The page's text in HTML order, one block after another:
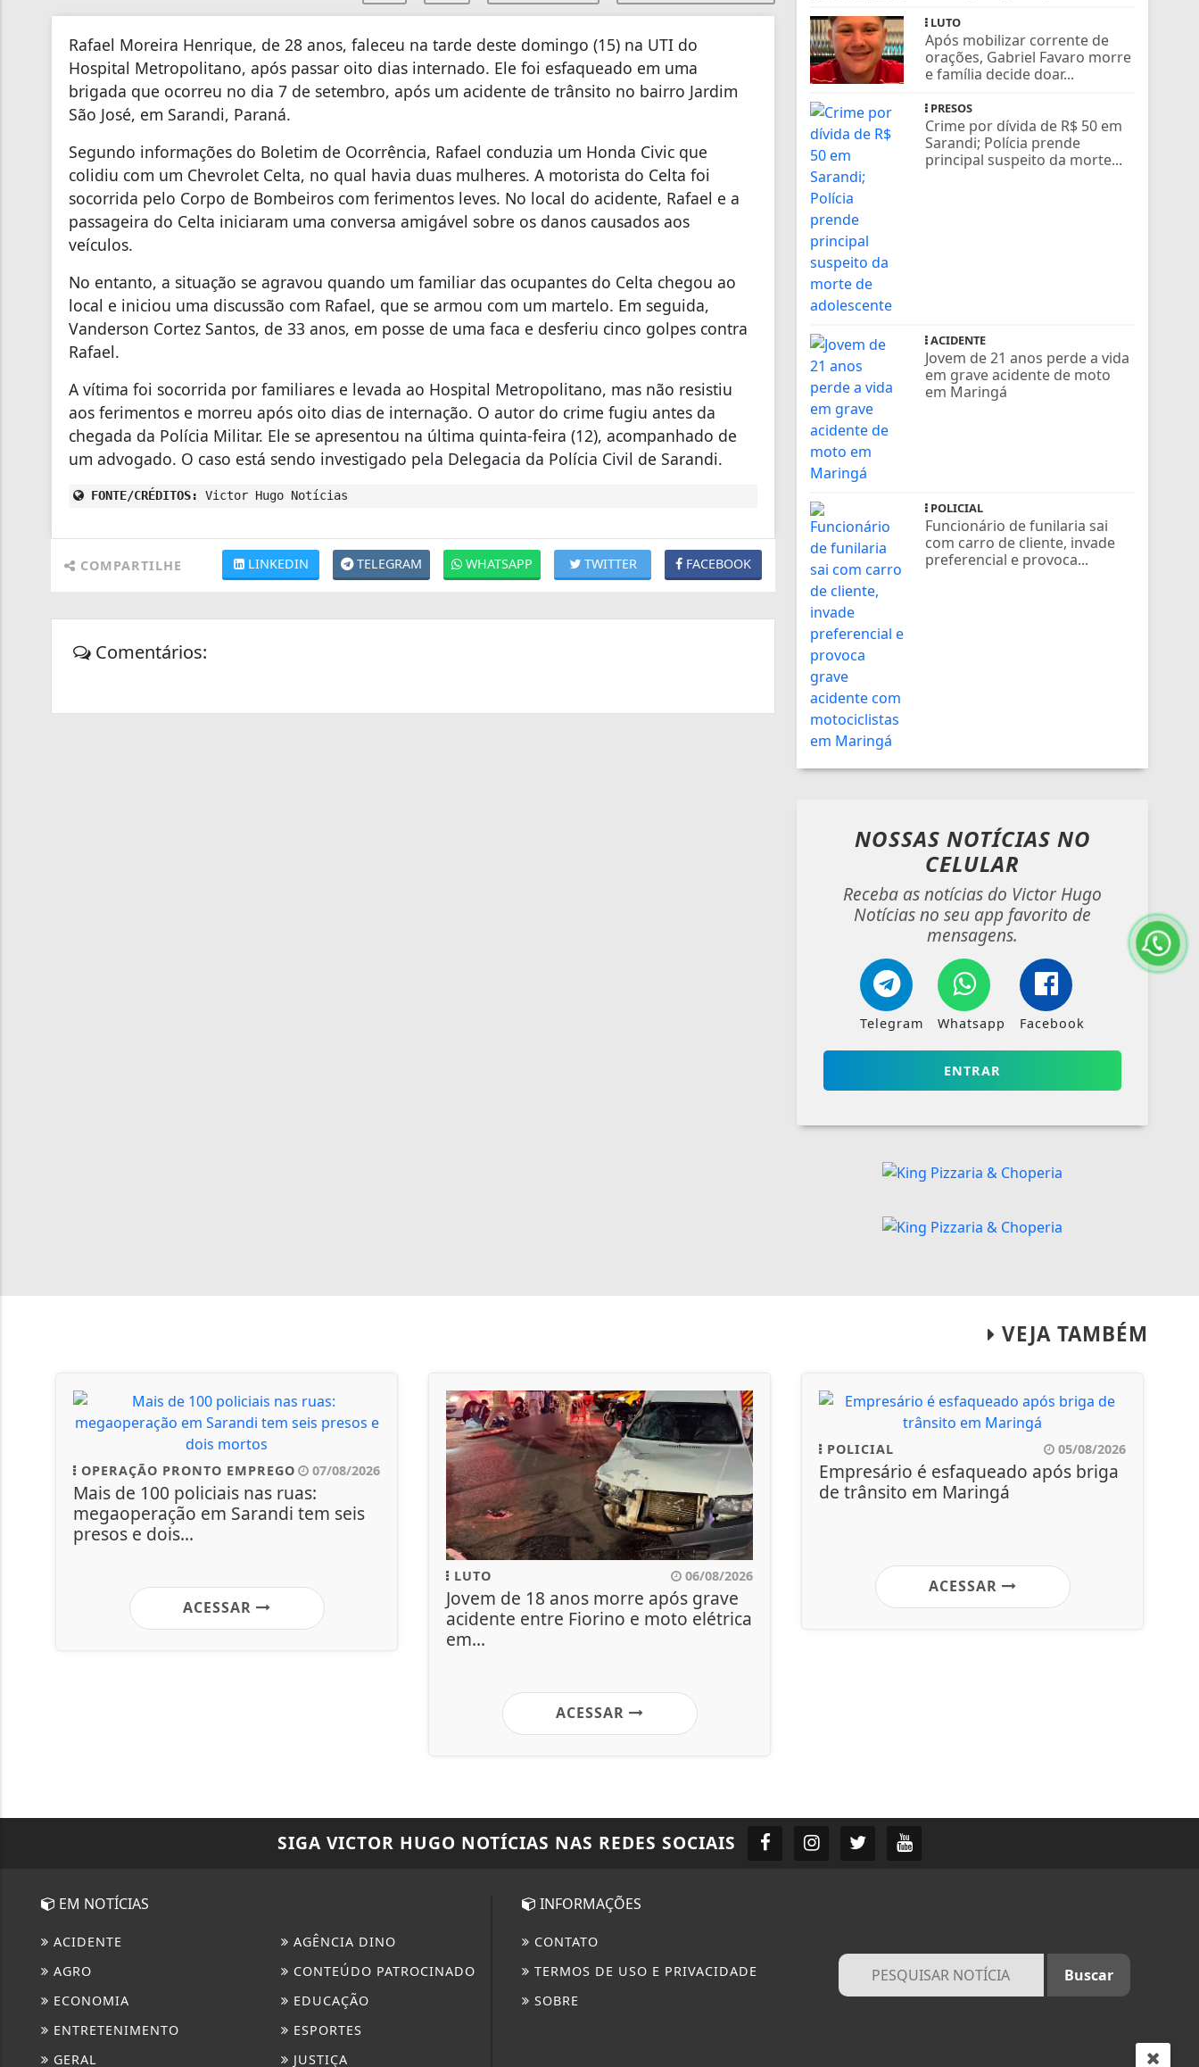
Rafael Moreira Henrique, de 28 anos, faleceu na tarde deste domingo (15) na UTI do
Hospital Metropolitano, após passar oito dias internado. Ele foi esfaqueado em uma
brigada que ocorreu no dia 7 de setembro, após um acidente de trânsito no bairro Jardim
São José, em Sarandi, Paraná.
Segundo informações do Boletim de Ocorrência, Rafael conduzia um Honda Civic que
colidiu com um Chevrolet Celta, no qual havia duas mulheres. A motorista do Celta foi
socorrida pelo Corpo de Bombeiros com ferimentos leves. No local do acidente, Rafael e a
passageira do Celta iniciaram uma conversa amigável sobre os danos causados ​​aos
veículos.
No entanto, a situação se agravou quando um familiar das ocupantes do Celta chegou ao
local e iniciou uma discussão com Rafael, que se armou com um martelo. Em seguida,
Vanderson Cortez Santos, de 33 anos, em posse de uma faca e desferiu cinco golpes contra
Rafael.
A vítima foi socorrida por familiares e levada ao Hospital Metropolitano, mas não resistiu
aos ferimentos e morreu após oito dias de internação. O autor do crime fugiu antes da
chegada da Polícia Militar. Ele se apresentou na última quinta-feira (12), acompanhado de
um advogado. O caso está sendo investigado pela Delegacia da Polícia Civil de Sarandi.
FONTE/CRÉDITOS: Victor Hugo Notícias
COMPARTILHE FACEBOOK
TWITTER
WHATSAPP
TELEGRAM
LINKEDIN
Comentários:
LUTO
Após mobilizar corrente de
orações, Gabriel Favaro morre
e família decide doar...
PRESOS
Crime por dívida de R$ 50 em
Sarandi; Polícia prende
principal suspeito da morte...
ACIDENTE
Jovem de 21 anos perde a vida
em grave acidente de moto
em Maringá
POLICIAL
Funcionário de funilaria sai
com carro de cliente, invade
preferencial e provoca...
NOSSAS NOTÍCIAS NO
CELULAR
Receba as notícias do Victor Hugo
Notícias no seu app favorito de
mensagens.
Telegram Whatsapp Facebook
ENTRAR
VEJA TAMBÉM
OPERAÇÃO PRONTO EMPREGO 07/08/2026
Mais de 100 policiais nas ruas:
megaoperação em Sarandi tem seis
presos e dois...
ACESSAR
LUTO 06/08/2026
Jovem de 18 anos morre após grave
acidente entre Fiorino e moto elétrica
em...
ACESSAR
POLICIAL 05/08/2026
Empresário é esfaqueado após briga
de trânsito em Maringá
ACESSAR
SIGA VICTOR HUGO NOTÍCIAS NAS REDES SOCIAIS
EM NOTÍCIAS
ACIDENTE
AGÊNCIA DINO
AGRO
CONTEÚDO PATROCINADO
ECONOMIA
EDUCAÇÃO
ENTRETENIMENTO
ESPORTES
GERAL
JUSTIÇA
INFORMAÇÕES
CONTATO
TERMOS DE USO E PRIVACIDADE
SOBRE